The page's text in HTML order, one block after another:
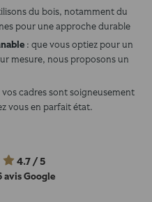
du bois, notamment du
pour une approche durable
: que vous optiez pour un
mesure, nous proposons un
vos cadres sont soigneusement
vous en parfait état.
4.7 / 5
avisGoogle